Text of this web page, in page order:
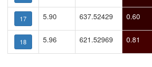
17 5.90 637.52429 0.60
18 5.96 621.52969 0.81